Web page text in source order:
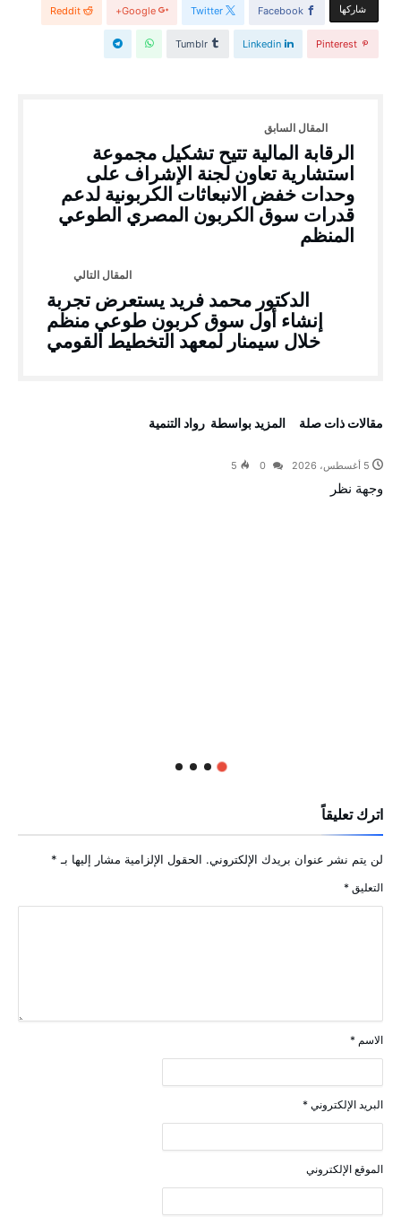
‫‫ شاركها‬ Facebook
Twitter
Google+
Reddit
Pinterest
Linkedin
Tumblr
الرقابة المالية تتيح تشكيل مجموعة
استشارية تعاون لجنة الإشراف على
وحدات خفض الانبعاثات الكربونية لدعم
قدرات سوق الكربون المصري الطوعي
المنظم
الدكتور محمد فريد يستعرض تجربة
إنشاء أول سوق كربون طوعي منظم
خلال سيمنار لمعهد التخطيط القومي
‫مقالات ذات صلة‬ ‫‫المزيد بواسطة‬ ‬ رواد التنمية
5 أغسطس، 2026 5
وجهة نظر
اترك تعليقاً
لن يتم نشر عنوان بريدك الإلكتروني. الحقول الإلزامية مشار إليها بـ *
التعليق *
الاسم *
البريد الإلكتروني *
الموقع الإلكتروني